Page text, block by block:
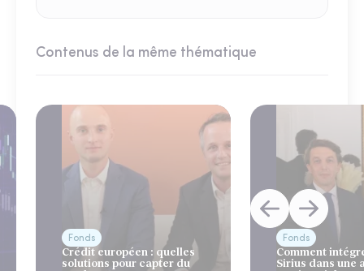
Contenus de la même thématique
Fonds
Crédit européen : quelles
solutions pour capter du
Fonds
Comment
Sirius dans une